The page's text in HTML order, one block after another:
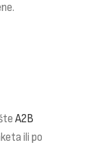
A2B
ili po